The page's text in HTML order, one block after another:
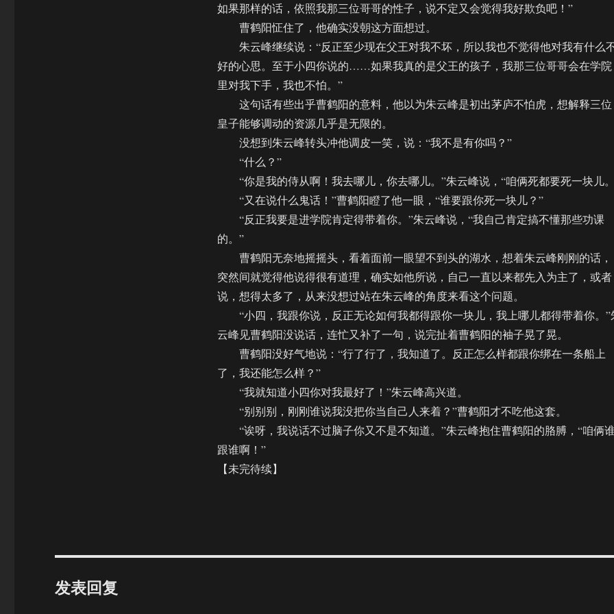
如果那样的话，依照我那三位哥哥的性子，说不定又会觉得我好欺负吧！”
曹鹤阳怔住了，他确实没朝这方面想过。
朱云峰继续说：“反正至少现在父王对我不坏，所以我也不觉得他对我有什么
好的心思。至于小四你说的……如果我真的是父王的孩子，我那三位哥哥会在学院
里对我下手，我也不怕。”
这句话有些出乎曹鹤阳的意料，他以为朱云峰是初出茅庐不怕虎，想解释三位
皇子能够调动的资源几乎是无限的。
没想到朱云峰转头冲他调皮一笑，说：“我不是有你吗？”
“什么？”
“你是我的侍从啊！我去哪儿，你去哪儿。”朱云峰说，“咱俩死都要死一块儿
“又在说什么鬼话！”曹鹤阳瞪了他一眼，“谁要跟你死一块儿？”
“反正我要是进学院肯定得带着你。”朱云峰说，“我自己肯定搞不懂那些功课
的。”
曹鹤阳无奈地摇摇头，看着面前一眼望不到头的湖水，想着朱云峰刚刚的话，
突然间就觉得他说得很有道理，确实如他所说，自己一直以来都先入为主了，或者
说，想得太多了，从来没想过站在朱云峰的角度来看这个问题。
“小四，我跟你说，反正无论如何我都得跟你一块儿，我上哪儿都得带着你。”
云峰见曹鹤阳没说话，连忙又补了一句，说完扯着曹鹤阳的袖子晃了晃。
曹鹤阳没好气地说：“行了行了，我知道了。反正怎么样都跟你绑在一条船上
了，我还能怎么样？”
“我就知道小四你对我最好了！”朱云峰高兴道。
“别别别，刚刚谁说我没把你当自己人来着？”曹鹤阳才不吃他这套。
“诶呀，我说话不过脑子你又不是不知道。”朱云峰抱住曹鹤阳的胳膊，“咱俩
跟谁啊！”
【未完待续】
发表回复